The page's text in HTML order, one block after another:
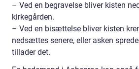
– Ved en begravelse bliver kisten
kirkegården.
– Ved en bisættelse bliver kisten
nedsættes senere, eller asken
tillader det.